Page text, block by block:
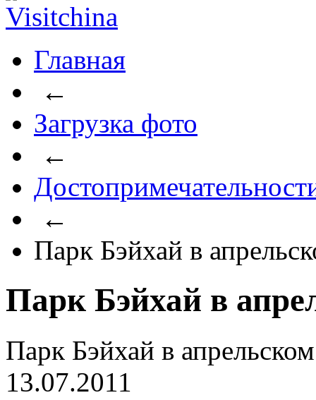
Главная
←
Загрузка фото
←
←
Парк Бэйхай в
Парк Бэйхай в
Парк Бэйхай в
13.07.2011